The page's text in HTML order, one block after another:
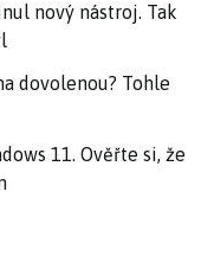
nový nástroj. Tak
dovolenou? Tohle
11. Ověřte si, že